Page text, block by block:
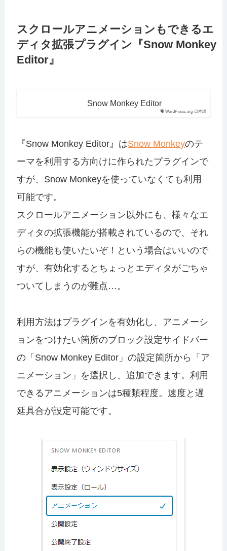
スクロールアニメーションもできるエ
ディタ拡張プラグイン『Snow Monkey
Editor』
WordPress.org 日本語
Snow Monkey Editor
『Snow Monkey Editor』はSnow Monkeyのテ
ーマを利用する方向けに作られたプラグインで
すが、Snow Monkeyを使っていなくても利用
可能です。
スクロールアニメーション以外にも、様々なエ
ディタの拡張機能が搭載されているので、それ
らの機能も使いたいぞ！という場合はいいので
すが、有効化するとちょっとエディタがごちゃ
ついてしまうのが難点…。
利用方法はプラグインを有効化し、アニメーシ
ョンをつけたい箇所のブロック設定サイドバー
の「Snow Monkey Editor」の設定箇所から「ア
ニメーション」を選択し、追加できます。利用
できるアニメーションは5種類程度。速度と遅
延具合が設定可能です。